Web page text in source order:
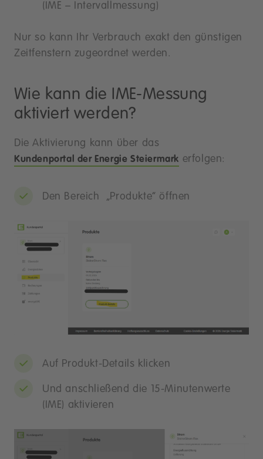
(IME – Intervallmessung)
Nur so kann Ihr Verbrauch exakt den günstigen
Zeitfenstern zugeordnet werden.
Wie kann die IME-Messung
aktiviert werden?
Die Aktivierung kann über das
Kundenportal der Energie Steiermark erfolgen:
Den Bereich „Produkte“ öffnen
Auf Produkt-Details klicken
Und anschließend die 15-Minutenwerte
(IME) aktivieren